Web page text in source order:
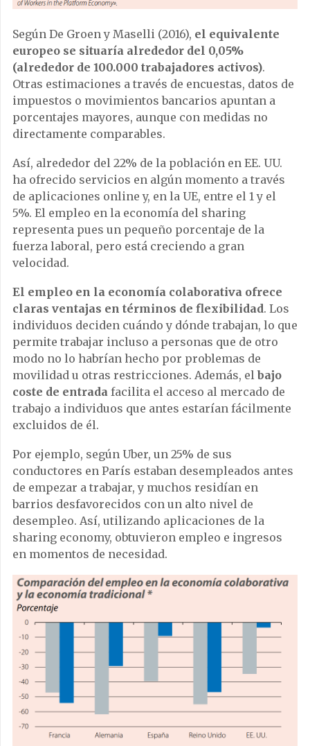
Según De Groen y Maselli (2016), el equivalente
europeo se situaría alrededor del 0,05%
(alrededor de 100.000 trabajadores activos).
Otras estimaciones a través de encuestas, datos de
impuestos o movimientos bancarios apuntan a
porcentajes mayores, aunque con medidas no
directamente comparables.
Así, alrededor del 22% de la población en EE. UU.
ha ofrecido servicios en algún momento a través
de aplicaciones online y, en la UE, entre el 1 y el
5%. El empleo en la economía del sharing
representa pues un pequeño porcentaje de la
fuerza laboral, pero está creciendo a gran
velocidad.
El empleo en la economía colaborativa ofrece
claras ventajas en términos de flexibilidad. Los
individuos deciden cuándo y dónde trabajan, lo que
permite trabajar incluso a personas que de otro
modo no lo habrían hecho por problemas de
movilidad u otras restricciones. Además, el bajo
coste de entrada facilita el acceso al mercado de
trabajo a individuos que antes estarían fácilmente
excluidos de él.
Por ejemplo, según Uber, un 25% de sus
conductores en París estaban desempleados antes
de empezar a trabajar, y muchos residían en
barrios desfavorecidos con un alto nivel de
desempleo. Así, utilizando aplicaciones de la
sharing economy, obtuvieron empleo e ingresos
en momentos de necesidad.